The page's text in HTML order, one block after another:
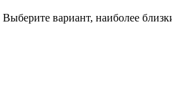
Выберите вариант, наиболее